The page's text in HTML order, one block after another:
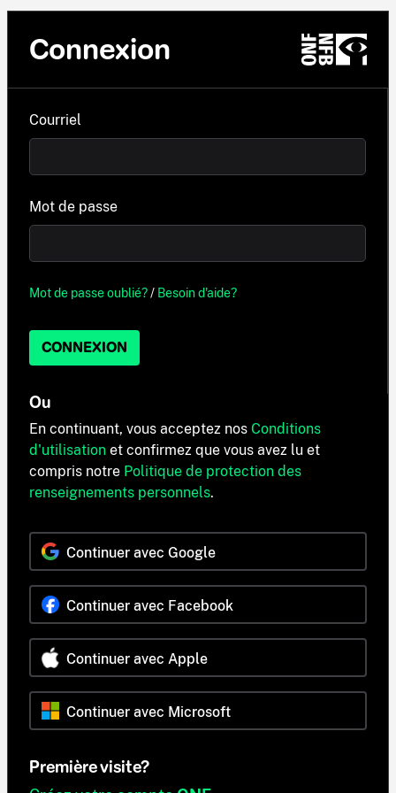
Connexion
Courriel
Mot de passe
Mot de passe oublié?/ Besoin d'aide?
CONNEXION
Ou
En continuant, vous acceptez nos Conditions
d'utilisation et confirmez que vous avez lu et
compris notre Politique de protection des
renseignements personnels.
Continuer avec Google
Continuer avec Facebook
Continuer avec Apple
Continuer avec Microsoft
Première visite?